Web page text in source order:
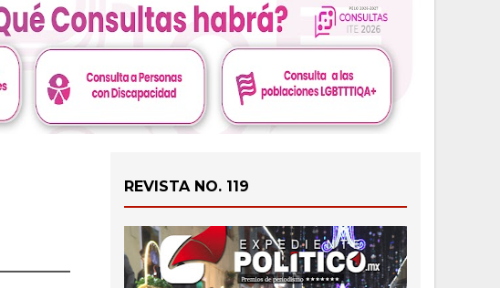
REVISTA NO. 119